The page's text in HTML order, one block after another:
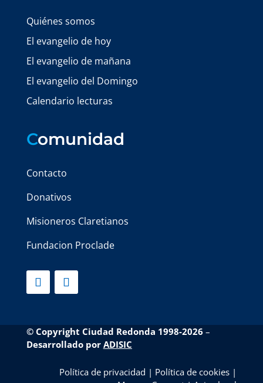
Quiénes somos
El evangelio de hoy
El evangelio de mañana
El evangelio del Domingo
Calendario lecturas
Comunidad
Contacto
Donativos
Misioneros Claretianos
Fundacion Proclade
© Copyright Ciudad Redonda 1998-2026 –
Desarrollado por ADISIC
Política de privacidad | Política de cookies |